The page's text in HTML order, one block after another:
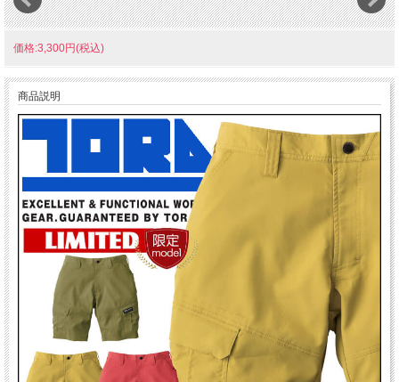
価格:3,300円(税込)
商品説明